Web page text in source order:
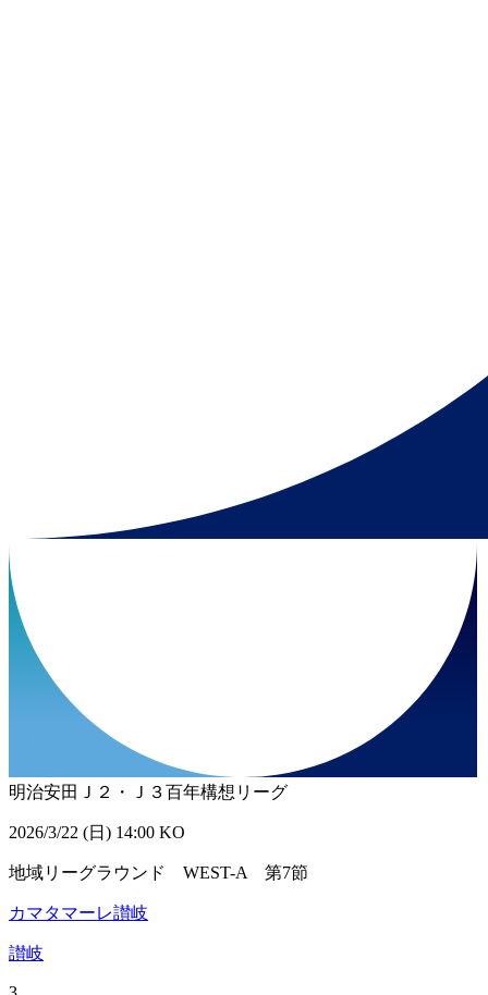
明治安田Ｊ２・Ｊ３百年構想リーグ
2026/3/22 (日) 14:00 KO
地域リーグラウンド WEST-A 第7節
カマタマーレ讃岐
讃岐